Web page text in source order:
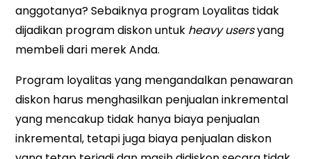
anggotanya? Sebaiknya program Loyalitas tidak
dijadikan program diskon untuk heavy usersyang
membeli dari merek Anda.
Program loyalitas yang mengandalkan penawaran
diskon harus menghasilkan penjualan inkremental
yang mencakup tidak hanya biaya penjualan
inkremental, tetapi juga biaya penjualan diskon